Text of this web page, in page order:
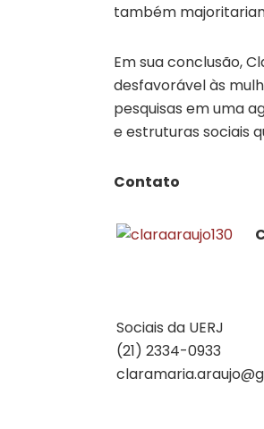
também
Em sua conclusão,
desfavorável às
pesquisas em uma
e estruturas sociais
Contato
Sociais da UERJ
(21) 2334-0933